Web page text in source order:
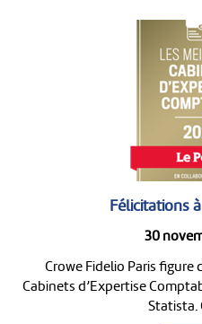
Félicitations
30
Crowe Fidelio Paris figure
Cabinets d’Expertise
Statista.